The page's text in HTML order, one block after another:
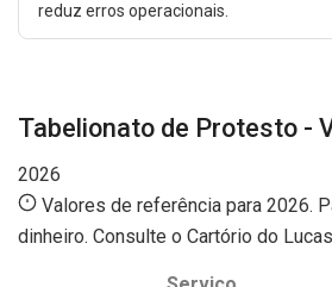
reduz erros operacionais.
Tabelionato de Protesto -
2026
Valores de referência para 2026.
dinheiro. Consulte o Cartório do